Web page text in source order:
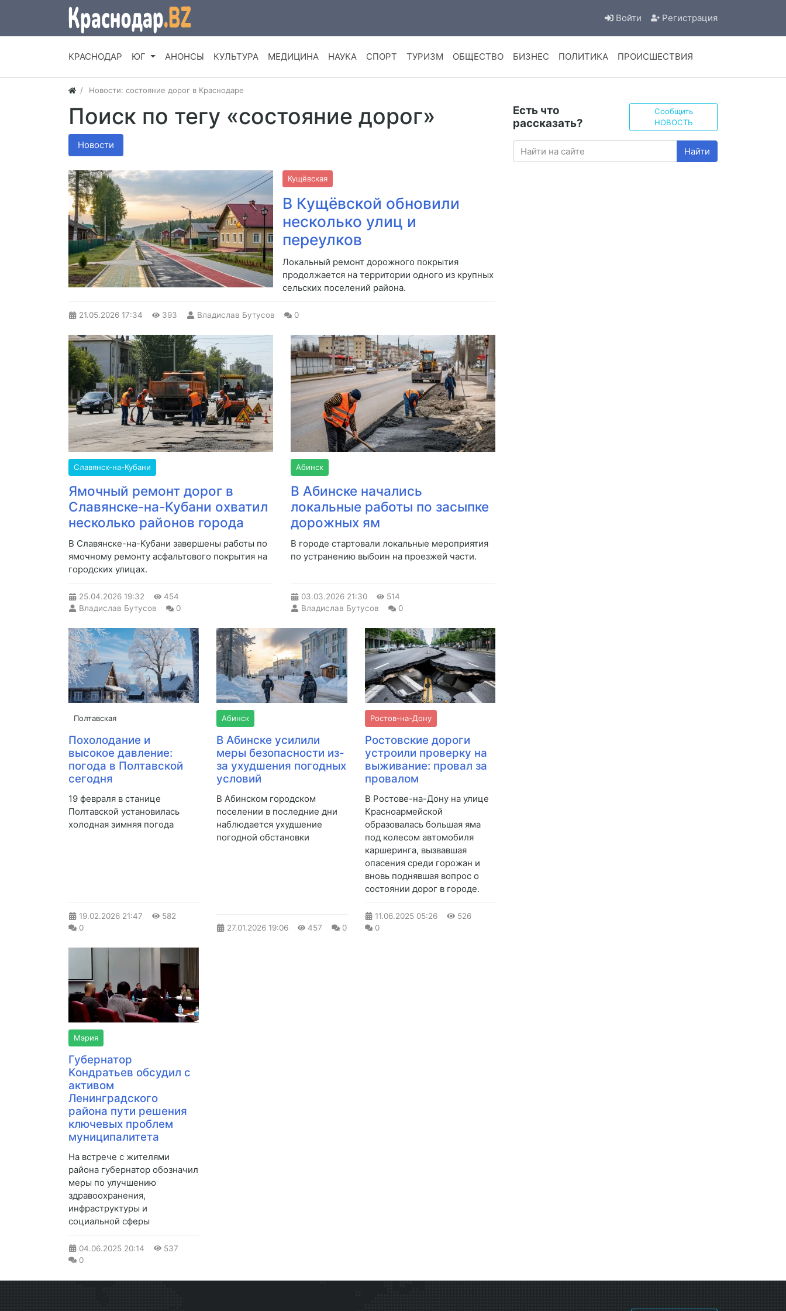
Войти Регистрация
КРАСНОДАР ЮГ АНОНСЫ КУЛЬТУРА МЕДИЦИНА НАУКА СПОРТ ТУРИЗМ ОБЩЕСТВО БИЗНЕС ПОЛИТИКА ПРОИСШЕСТВИЯ
Новости: состояние дорог в Краснодаре
Поиск по тегу «состояние дорог»
Новости
Кущёвская
В Кущёвской обновили
несколько улиц и
переулков
Локальный ремонт дорожного покрытия
продолжается на территории одного из крупных
сельских поселений района.
21.05.2026 17:34 393 Владислав Бутусов 0
Славянск-на-Кубани
Ямочный ремонт дорог в
Славянске-на-Кубани охватил
несколько районов города
В Славянске-на-Кубани завершены работы по
ямочному ремонту асфальтового покрытия на
городских улицах.
25.04.2026 19:32
454
Владислав Бутусов
0
Абинск
В Абинске начались
локальные работы по засыпке
дорожных ям
В городе стартовали локальные мероприятия
по устранению выбоин на проезжей части.
03.03.2026 21:30
514
Владислав Бутусов
0
Полтавская
Похолодание и
высокое давление:
погода в Полтавской
сегодня
19 февраля в станице
Полтавской установилась
холодная зимняя погода
19.02.2026 21:47
582
0
Абинск
В Абинске усилили
меры безопасности из-
за ухудшения погодных
условий
В Абинском городском
поселении в последние дни
наблюдается ухудшение
погодной обстановки
27.01.2026 19:06 457 0
Ростов-на-Дону
Ростовские дороги
устроили проверку на
выживание: провал за
провалом
В Ростове-на-Дону на улице
Красноармейской
образовалась большая яма
под колесом автомобиля
каршеринга, вызвавшая
опасения среди горожан и
вновь поднявшая вопрос о
состоянии дорог в городе.
11.06.2025 05:26
526
0
Мэрия
Губернатор
Кондратьев обсудил с
активом
Ленинградского
района пути решения
ключевых проблем
муниципалитета
На встрече с жителями
района губернатор обозначил
меры по улучшению
здравоохранения,
инфраструктуры и
социальной сферы
04.06.2025 20:14
537
0
Есть что
рассказать?
Сообщить
НОВОСТЬ
Найти